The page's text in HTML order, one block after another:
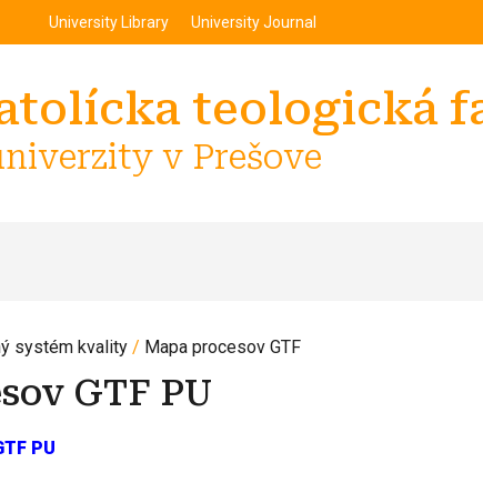
Top menu
University Library University Journal
teologická
v Prešove
systém kvality Mapa procesov GTF
GTF PU
PU